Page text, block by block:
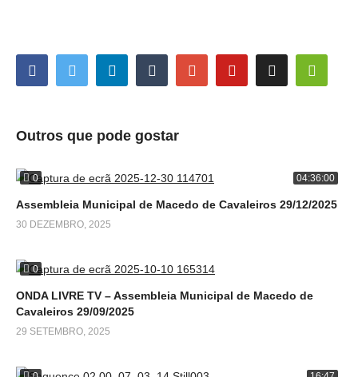
Outros que pode gostar
0 04:36:00
Assembleia Municipal de Macedo de Cavaleiros 29/12/2025
30 DEZEMBRO, 2025
0
ONDA LIVRE TV – Assembleia Municipal de Macedo de
Cavaleiros 29/09/2025
29 SETEMBRO, 2025